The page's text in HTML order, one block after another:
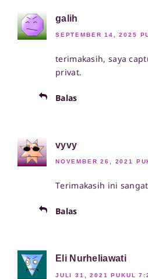
galih
SEPTEMBER 14, 2025
terimakasih, saya
privat.
Balas
vyvy
NOVEMBER 26, 2021
Terimakasih ini
Balas
Eli Nurheliawati
JULI 31, 2021 PUKUL